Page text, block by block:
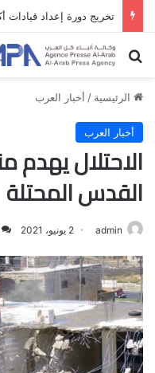
بحث عن
الرئيسية / أخبار العرب
أخبار العرب
الاحتلال يهدم
القدس المحتلة
admin 2 يونيو، 2021